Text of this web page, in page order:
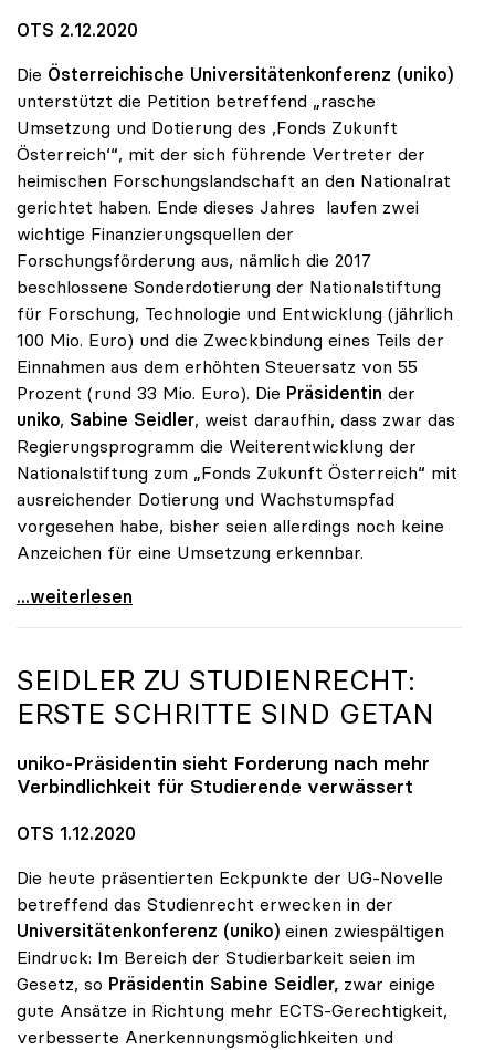
OTS 2.12.2020
Die Österreichische Universitätenkonferenz (uniko)
unterstützt die Petition betreffend „rasche
Umsetzung und Dotierung des ,Fonds Zukunft
Österreich‘“, mit der sich führende Vertreter der
heimischen Forschungslandschaft an den Nationalrat
gerichtet haben. Ende dieses Jahres laufen zwei
wichtige Finanzierungsquellen der
Forschungsförderung aus, nämlich die 2017
beschlossene Sonderdotierung der Nationalstiftung
für Forschung, Technologie und Entwicklung (jährlich
100 Mio. Euro) und die Zweckbindung eines Teils der
Einnahmen aus dem erhöhten Steuersatz von 55
Prozent (rund 33 Mio. Euro). Die Präsidentin der
uniko, Sabine Seidler, weist daraufhin, dass zwar das
Regierungsprogramm die Weiterentwicklung der
Nationalstiftung zum „Fonds Zukunft Österreich“ mit
ausreichender Dotierung und Wachstumspfad
vorgesehen habe, bisher seien allerdings noch keine
Anzeichen für eine Umsetzung erkennbar.
uniko unterstützt Petition zu Dotierung des „Fonds
...weiterlesen
SEIDLER ZU STUDIENRECHT:
ERSTE SCHRITTE SIND GETAN
uniko-Präsidentin sieht Forderung nach mehr
Verbindlichkeit für Studierende verwässert
OTS 1.12.2020
Die heute präsentierten Eckpunkte der UG-Novelle
betreffend das Studienrecht erwecken in der
Universitätenkonferenz (uniko) einen zwiespältigen
Eindruck: Im Bereich der Studierbarkeit seien im
Gesetz, so Präsidentin Sabine Seidler, zwar einige
gute Ansätze in Richtung mehr ECTS-Gerechtigkeit,
verbesserte Anerkennungsmöglichkeiten und